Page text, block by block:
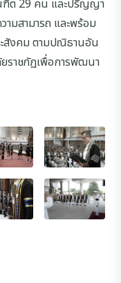
29 คน และปริญญา
มสามารถ และพร้อม
งคม ตามปณิธานอัน
ราชภัฏเพื่อการพัฒนา